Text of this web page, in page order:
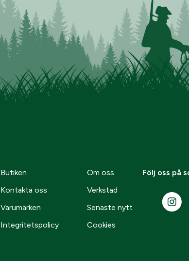
Butiken
Om oss
Kontakta oss
Verkstad
Varumärken
Senaste nytt
Integritetspolicy Cookies
Följ oss på